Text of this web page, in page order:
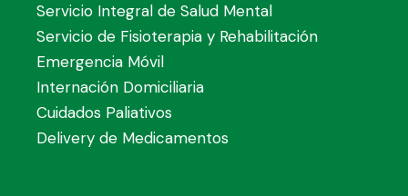
Servicio Integral de Salud Mental
Servicio de Fisioterapia y Rehabilitación
Emergencia Móvil
Internación Domiciliaria
Cuidados Paliativos
Delivery de Medicamentos